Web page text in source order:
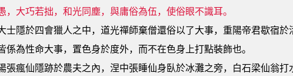
，大巧若拙，和光同塵，與庸俗為伍，使俗眼不識耳。
士隱於四會獵人之中，道光禪師棄僧還俗以了大事，重陽帝君歇宿
係為性命大事，置色身於度外，而不在色身上打點裝飾也。
張瘋仙隱跡於農夫之內，涅中張睡仙身臥於冰灘之旁，白石梁仙翁打